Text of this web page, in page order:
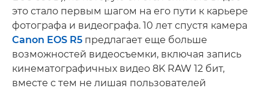
это стало первым шагом на его пути к карьере
фотографа и видеографа. 10 лет спустя камера
Canon EOS R5 предлагает еще больше
возможностей видеосъемки, включая запись
кинематографичных видео 8K RAW 12 бит,
вместе с тем не лишая пользователей